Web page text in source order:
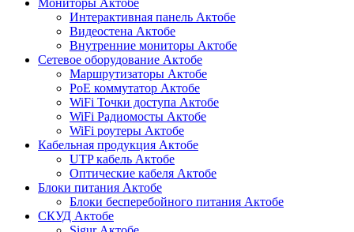
Интерактивная панель Актобе
Видеостена Актобе
Внутренние мониторы Актобе
Сетевое оборудование Актобе
Маршрутизаторы Актобе
PoE коммутатор Актобе
WiFi Точки доступа Актобе
WiFi Радиомосты Актобе
WiFi роутеры Актобе
Кабельная продукция Актобе
UTP кабель Актобе
Оптические кабеля Актобе
Блоки питания Актобе
Блоки бесперебойного питания Актобе
СКУД Актобе